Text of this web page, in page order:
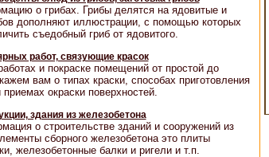
о грибах. Грибы делятся на ядовитые и
дополняют иллюстрации, с помощью которых
съедобный гриб от ядовитого.
работ, связующие красок
и покраске помещений от простой до
вам о типах краски, способах приготовления
окраски поверхностей.
здания из железобетона
о строительстве зданий и сооружений из
сборного железобетона это плиты
железобетонные балки и ригели и т.п.